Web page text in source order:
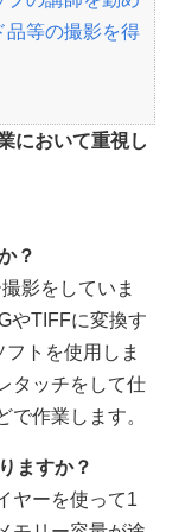
品等の撮影を得
において重視し
？
影をしていま
やTIFFに変換す
トを使用しま
タッチをして仕
で作業します。
ますか？
ヤーを使って1